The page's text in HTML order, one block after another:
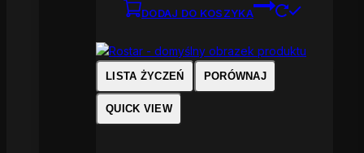
DODAJ DO KOSZYKA
LISTA ŻYCZEŃ PORÓWNAJ
QUICK VIEW